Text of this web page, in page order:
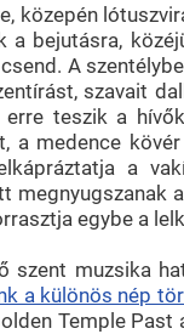
közepén
a bejutásra,
A
szavait
teszik a
a medence
a
megnyugszanak
egybe a
muzsika
a különös nép
Temple Past